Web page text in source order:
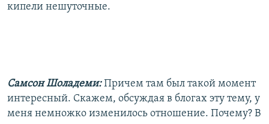
кипели нешуточные.
Самсон Шоладеми:Причем там был такой момент
интересный. Скажем, обсуждая в блогах эту тему, у
меня немножко изменилось отношение. Почему? В